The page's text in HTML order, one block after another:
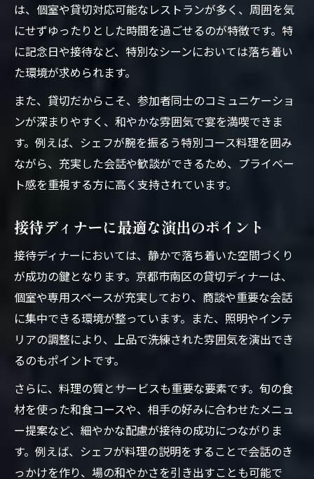
は、個室や貸切対応可能なレストランが多く、周囲を気
にせずゆったりとした時間を過ごせるのが特徴です。特
に記念日や接待など、特別なシーンにおいては落ち着い
た環境が求められます。
また、貸切だからこそ、参加者同士のコミュニケーショ
ンが深まりやすく、和やかな雰囲気で宴を満喫できま
す。例えば、シェフが腕を振るう特別コース料理を囲み
ながら、充実した会話や歓談ができるため、プライベー
ト感を重視する方に高く支持されています。
接待ディナーに最適な演出のポイント
接待ディナーにおいては、静かで落ち着いた空間づくり
が成功の鍵となります。京都市南区の貸切ディナーは、
個室や専用スペースが充実しており、商談や重要な会話
に集中できる環境が整っています。また、照明やインテ
リアの調整により、上品で洗練された雰囲気を演出でき
るのもポイントです。
さらに、料理の質とサービスも重要な要素です。旬の食
材を使った和食コースや、相手の好みに合わせたメニュ
ー提案など、細やかな配慮が接待の成功につながりま
す。例えば、シェフが料理の説明をすることで会話のき
っかけを作り、場の和やかさを引き出すことも可能で